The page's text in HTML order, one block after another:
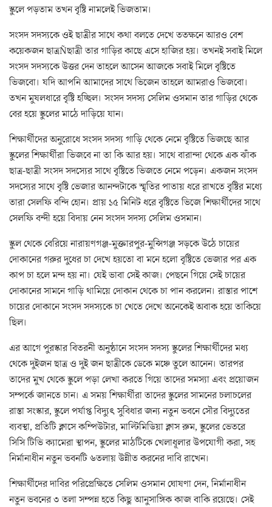
স্কুলে পড়তাম তখন বৃষ্টি নামলেই ভিজতাম।
সংসদ সদস্যকে ওই ছাত্রীর সাথে কথা বলতে দেখে ততক্ষনে আরও বেশ
কয়েকজন ছাত্রÑছাত্রী তার গাড়ির কাছে এসে হাজির হয়। তখনই সবাই মিলে
সংসদ সদস্যকে উত্তর দেন তাহলে আসেন আজকে সবাই মিলে বৃষ্টিতে
ভিজবো। যদি আপনি আমাদের সাথে ভিজেন তাহলে আমরাও ভিজবো।
তখন মুষলধারে বৃষ্টি হচ্ছিল। সংসদ সদস্য সেলিম ওসমান তার গাড়ির থেকে
বের হয়ে স্কুলের মাঠে দাড়িয়ে যান।
শিক্ষার্থীদের অনুরোধে সংসদ সদস্য গাড়ি থেকে নেমে বৃষ্টিতে ভিজছে আর
স্কুলের শিক্ষার্থীরা ভিজবে না তা কি আর হয়। সাথে বারান্দা থেকে এক ঝাঁক
ছাত্র-ছাত্রী সংসদ সদস্যের সাথে বৃষ্টিতে ভিজতে নেমে পড়েন। একজন সংসদ
সদস্যের সাথে বৃষ্টি ভেজার আনন্দটাকে স্মৃতির পাতায় ধরে রাখতে বৃষ্টির মধ্যে
তারা সেলফি বন্দি হোন। প্রায় ১৫ মিনিট ধরে বৃষ্টিতে ভিজে শিক্ষার্থীদের সাথে
সেলফি বন্দী হয়ে বিদায় নেন সংসদ সদস্য সেলিম ওসমান।
স্কুল থেকে বেরিয়ে নারায়ণগঞ্জ-মুক্তারপুর-মুন্সিগঞ্জ সড়কে উঠে চায়ের
দোকানের গরুর দুধের চা দেখে হয়তো বা মনে হলো বৃষ্টিতে ভেজার পর এক
কাপ চা হলে মন্দ হয় না। যেই ভাবা সেই কাজ। পেছনে গিয়ে সেই চায়ের
দোকানের সামনে গাড়ি থামিয়ে দোকান থেকে চা পান করলেন। রাস্তার পাশে
চায়ের দোকানে সংসদ সদস্যকে চা খেতে দেখে অনেকেই অবাক হয়ে তাকিয়ে
ছিল।
এর আগে পুরস্কার বিতরনী অনুষ্ঠানে সংসদ সদস্য স্কুলের শিক্ষার্থীদের মধ্য
থেকে দুইজন ছাত্র ও দুই জন ছাত্রীকে ডেকে মঞ্চে তুলে আনেন। তারপর
তাদের মুখ থেকে স্কুলে পড়া লেখা করতে গিয়ে তাদের সমস্যা এবং প্রয়োজন
সম্পর্কে জানতে চান। এ সময় শিক্ষার্থীরা তাদের স্কুলের সামনের চলাচলের
রাস্তা সংস্কার, স্কুলে পর্যাপ্ত বিদ্যুৎ সুবিধার জন্য নতুন ভবনে সৌর বিদ্যুতের
ব্যবস্থা, প্রতিটি ক্লাসে কম্পিউটার, মাল্টিমিডিয়া ক্লাস রুম, স্কুলের ভেতরে
সিসি টিভি ক্যামেরা স্থাপন, স্কুলের মাঠটিকে খেলাধূলার উপযোগী করা, সহ
নির্মানাধীন নতুন ভবনটি ৬তলায় উন্নীত করনের দাবি রাখেন।
শিক্ষার্থীদের দাবির পরিপ্রেক্ষিতে সেলিম ওসমান ঘোষণা দেন, নির্মানাধীন
নতুন ভবনের ৩ তলা সম্পন্ন হতে কিছু আনুসাঙ্গিক কাজ বাকি রয়েছে। সেই